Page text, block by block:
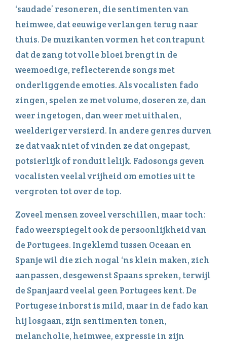
‘saudade’ resoneren, die sentimenten van
heimwee, dat eeuwige verlangen terug naar
thuis. De muzikanten vormen het contrapunt
dat de zang tot volle bloei brengt in de
weemoedige, reflecterende songs met
onderliggende emoties. Als vocalisten fado
zingen, spelen ze met volume, doseren ze, dan
weer ingetogen, dan weer met uithalen,
weelderiger versierd. In andere genres durven
ze dat vaak niet of vinden ze dat ongepast,
potsierlijk of ronduit lelijk. Fadosongs geven
vocalisten veelal vrijheid om emoties uit te
vergroten tot over de top.
Zoveel mensen zoveel verschillen, maar toch:
fado weerspiegelt ook de persoonlijkheid van
de Portugees. Ingeklemd tussen Oceaan en
Spanje wil die zich nogal ‘ns klein maken, zich
aanpassen, desgewenst Spaans spreken, terwijl
de Spanjaard veelal geen Portugees kent. De
Portugese inborst is mild, maar in de fado kan
hij losgaan, zijn sentimenten tonen,
melancholie, heimwee, expressie in zijn